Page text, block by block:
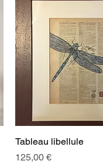
Aperçu rapide
Tableau libellule
Prix
125,00 €